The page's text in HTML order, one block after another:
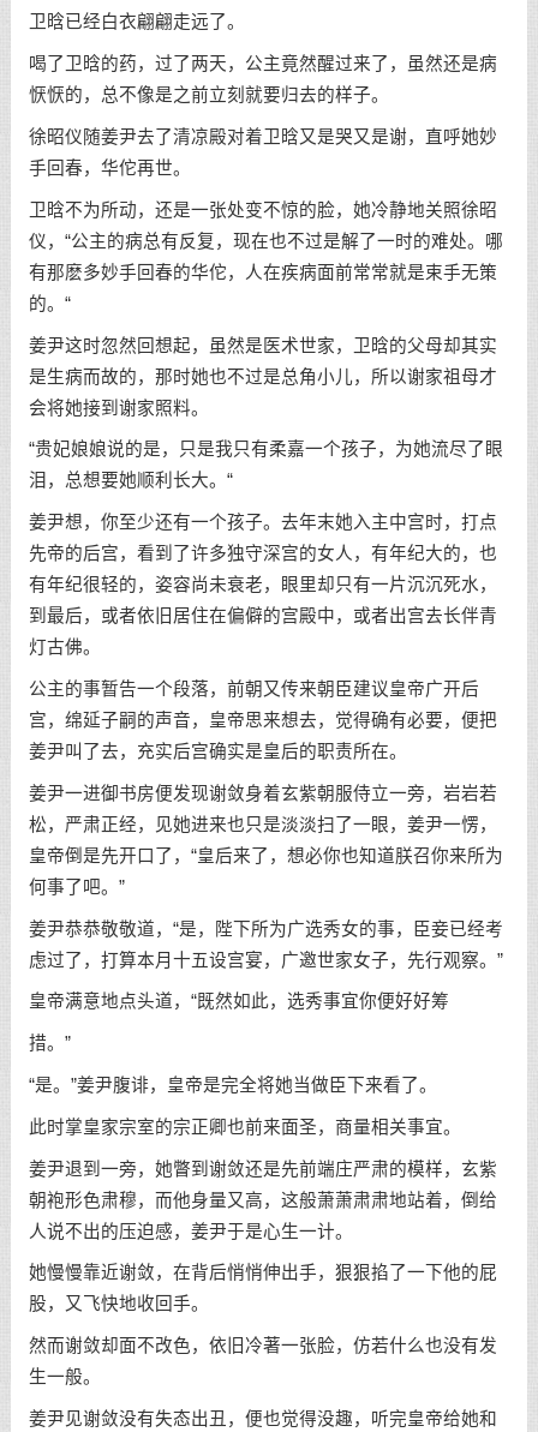
卫晗已经白衣翩翩走远了。
喝了卫晗的药，过了两天，公主竟然醒过来了，虽然还是病
恹恹的，总不像是之前立刻就要归去的样子。
徐昭仪随姜尹去了清凉殿对着卫晗又是哭又是谢，直呼她妙
手回春，华佗再世。
卫晗不为所动，还是一张处变不惊的脸，她冷静地关照徐昭
仪，“公主的病总有反复，现在也不过是解了一时的难处。哪
有那麽多妙手回春的华佗，人在疾病面前常常就是束手无策
的。“
姜尹这时忽然回想起，虽然是医术世家，卫晗的父母却其实
是生病而故的，那时她也不过是总角小儿，所以谢家祖母才
会将她接到谢家照料。
“贵妃娘娘说的是，只是我只有柔嘉一个孩子，为她流尽了眼
泪，总想要她顺利长大。“
姜尹想，你至少还有一个孩子。去年末她入主中宫时，打点
先帝的后宫，看到了许多独守深宫的女人，有年纪大的，也
有年纪很轻的，姿容尚未衰老，眼里却只有一片沉沉死水，
到最后，或者依旧居住在偏僻的宫殿中，或者出宫去长伴青
灯古佛。
公主的事暂告一个段落，前朝又传来朝臣建议皇帝广开后
宫，绵延子嗣的声音，皇帝思来想去，觉得确有必要，便把
姜尹叫了去，充实后宫确实是皇后的职责所在。
姜尹一进御书房便发现谢敛身着玄紫朝服侍立一旁，岩岩若
松，严肃正经，见她进来也只是淡淡扫了一眼，姜尹一愣，
皇帝倒是先开口了，“皇后来了，想必你也知道朕召你来所为
何事了吧。”
姜尹恭恭敬敬道，“是，陛下所为广选秀女的事，臣妾已经考
虑过了，打算本月十五设宫宴，广邀世家女子，先行观察。”
皇帝满意地点头道，“既然如此，选秀事宜你便好好筹
措。”
“是。”姜尹腹诽，皇帝是完全将她当做臣下来看了。
此时掌皇家宗室的宗正卿也前来面圣，商量相关事宜。
姜尹退到一旁，她瞥到谢敛还是先前端庄严肃的模样，玄紫
朝袍形色肃穆，而他身量又高，这般萧萧肃肃地站着，倒给
人说不出的压迫感，姜尹于是心生一计。
她慢慢靠近谢敛，在背后悄悄伸出手，狠狠掐了一下他的屁
股，又飞快地收回手。
然而谢敛却面不改色，依旧冷著一张脸，仿若什么也没有发
生一般。
姜尹见谢敛没有失态出丑，便也觉得没趣，听完皇帝给她和